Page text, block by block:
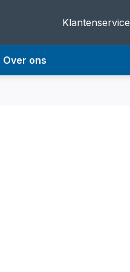
Klantenservice
Over ons